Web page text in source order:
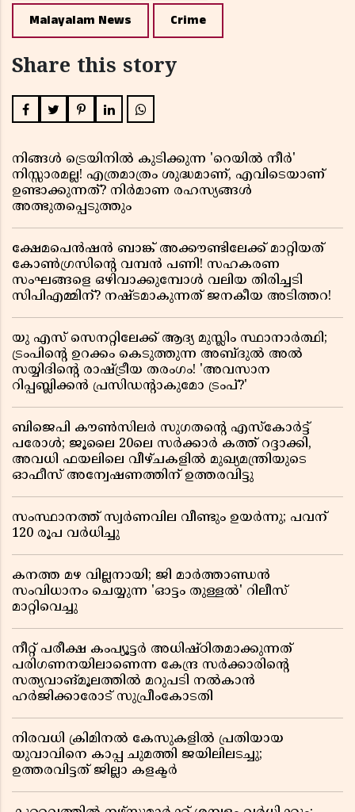
Malayalam News Crime
Share this story
നിങ്ങൾ ട്രെയിനിൽ കുടിക്കുന്ന 'റെയിൽ നീർ'
നിസ്സാരമല്ല! എത്രമാത്രം ശുദ്ധമാണ്, എവിടെയാണ്
ഉണ്ടാക്കുന്നത്? നിർമാണ രഹസ്യങ്ങൾ
അത്ഭുതപ്പെടുത്തും
ക്ഷേമപെൻഷൻ ബാങ്ക് അക്കൗണ്ടിലേക്ക് മാറ്റിയത്
കോൺഗ്രസിന്റെ വമ്പൻ പണി! സഹകരണ
സംഘങ്ങളെ ഒഴിവാക്കുമ്പോൾ വലിയ തിരിച്ചടി
സിപിഎമ്മിന്? നഷ്ടമാകുന്നത് ജനകീയ അടിത്തറ!
യു എസ് സെനറ്റിലേക്ക് ആദ്യ മുസ്ലിം സ്ഥാനാർത്ഥി;
ട്രംപിന്റെ ഉറക്കം കെടുത്തുന്ന അബ്ദുൽ അൽ
സയ്യിദിന്റെ രാഷ്ട്രീയ തരംഗം! 'അവസാന
റിപ്പബ്ലിക്കൻ പ്രസിഡന്റാകുമോ ട്രംപ്?'
ബിജെപി കൗൺസിലർ സുഗതന്റെ എസ്‌കോർട്ട്
പരോൾ; ജൂലൈ 20ലെ സർക്കാർ കത്ത് റദ്ദാക്കി,
അവധി ഫയലിലെ വീഴ്ചകളിൽ മുഖ്യമന്ത്രിയുടെ
ഓഫീസ് അന്വേഷണത്തിന് ഉത്തരവിട്ടു
സംസ്ഥാനത്ത് സ്വര്‍ണവില വീണ്ടും ഉയർന്നു; പവന്
120 രൂപ വര്‍ധിച്ചു
കനത്ത മഴ വില്ലനായി; ജി മാർത്താണ്ഡൻ
സംവിധാനം ചെയ്യുന്ന 'ഓട്ടം തുള്ളൽ' റിലീസ്
മാറ്റിവെച്ചു
നീറ്റ് പരീക്ഷ കംപ്യൂട്ടർ അധിഷ്ഠിതമാക്കുന്നത്
പരിഗണനയിലാണെന്ന കേന്ദ്ര സർക്കാരിൻ്റെ
സത്യവാങ്മൂലത്തിൽ മറുപടി നൽകാൻ
ഹർജിക്കാരോട് സുപ്രീംകോടതി
നിരവധി ക്രിമിനൽ കേസുകളിൽ പ്രതിയായ
യുവാവിനെ കാപ്പ ചുമത്തി ജയിലിലടച്ചു;
ഉത്തരവിട്ടത് ജില്ലാ കളക്ടർ